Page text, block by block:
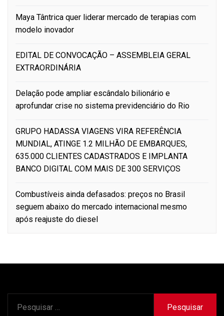
Maya Tântrica quer liderar mercado de terapias com
modelo inovador
EDITAL DE CONVOCAÇÃO – ASSEMBLEIA GERAL
EXTRAORDINÁRIA
Delação pode ampliar escândalo bilionário e
aprofundar crise no sistema previdenciário do Rio
GRUPO HADASSA VIAGENS VIRA REFERÊNCIA
MUNDIAL, ATINGE 1.2 MILHÃO DE EMBARQUES,
635.000 CLIENTES CADASTRADOS E IMPLANTA
BANCO DIGITAL COM MAIS DE 300 SERVIÇOS
Combustíveis ainda defasados: preços no Brasil
seguem abaixo do mercado internacional mesmo
após reajuste do diesel
por: